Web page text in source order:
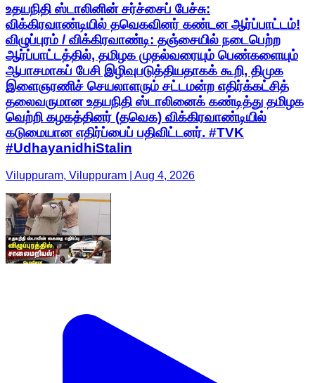
உதயநிதி ஸ்டாலினின் சர்ச்சைப் பேச்சு:
விக்கிரவாண்டியில் தவெகவினர் கண்டன ஆர்ப்பாட்டம்!
விழுப்புரம் / விக்கிரவாண்டி: தஞ்சையில் நடைபெற்ற
ஆர்ப்பாட்டத்தில், தமிழக முதல்வரையும் பெண்களையும்
ஆபாசமாகப் பேசி இழிவுபடுத்தியதாகக் கூறி, திமுக
இளைஞரணிச் செயலாளரும் சட்டமன்ற எதிர்க்கட்சித்
தலைவருமான உதயநிதி ஸ்டாலினைக் கண்டித்து தமிழக
வெற்றி கழகத்தினர் (தவெக) விக்கிரவாண்டியில்
கடுமையான எதிர்ப்பைப் பதிவிட்டனர். #TVK
#UdhayanidhiStalin
Viluppuram, Viluppuram | Aug 4, 2026